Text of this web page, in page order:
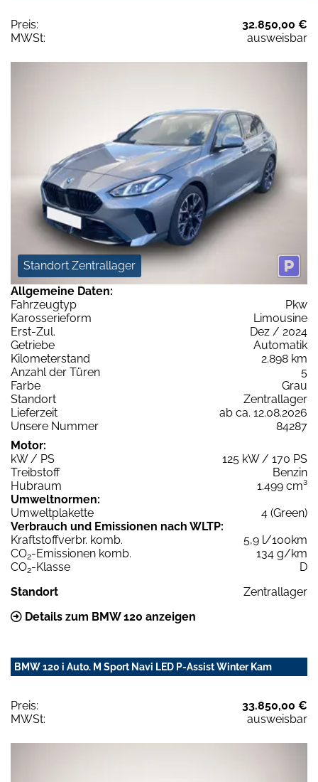
Preis:
32.850,00 €
MWSt:
ausweisbar
Standort Zentrallager
Allgemeine Daten:
Fahrzeugtyp
Pkw
Karosserieform
Limousine
Erst-Zul.
Dez / 2024
Getriebe
Automatik
Kilometerstand
2.898 km
Anzahl der Türen
5
Farbe
Grau
Standort
Zentrallager
Lieferzeit
ab ca. 12.08.2026
Unsere Nummer
84287
Motor:
kW / PS
125 kW / 170 PS
Treibstoff
Benzin
Hubraum
1.499 cm³
Umweltnormen:
Umweltplakette
4 (Green)
Verbrauch und Emissionen nach WLTP:
Kraftstoffverbr. komb.
5,9 l/100km
CO2-Emissionen komb.
134 g/km
CO2-Klasse
D
Standort
Zentrallager
Details zum BMW 120 anzeigen
BMW 120 i Auto. M Sport Navi LED P-Assist Winter Kam
Preis:
33.850,00 €
MWSt:
ausweisbar